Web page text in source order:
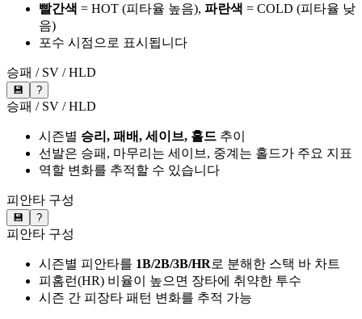
빨간색 = HOT (피타율 높음), 파란색 = COLD (피타율 낮
음)
포수 시점으로 표시됩니다
승패 / SV / HLD
💾 ?
승패 / SV / HLD
시즌별 승리, 패배, 세이브, 홀드 추이
선발은 승패, 마무리는 세이브, 중계는 홀드가 주요 지표
역할 변화를 추적할 수 있습니다
피안타 구성
💾 ?
피안타 구성
시즌별 피안타를 1B/2B/3B/HR로 분해한 스택 바 차트
피홈런(HR) 비율이 높으면 장타에 취약한 투수
시즌 간 피장타 패턴 변화를 추적 가능